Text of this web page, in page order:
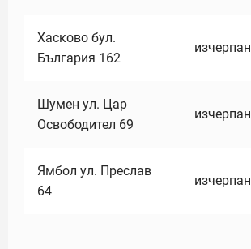
Хасково бул.
България 162
изчерпан
Шумен ул. Цар
Освободител 69
изчерпан
Ямбол ул. Преслав
64
изчерпан